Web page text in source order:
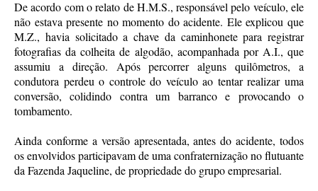
De acordo com o relato de H.M.S., responsável pelo veículo, ele
não estava presente no momento do acidente. Ele explicou que
M.Z., havia solicitado a chave da caminhonete para registrar
fotografias da colheita de algodão, acompanhada por A.I., que
assumiu a direção. Após percorrer alguns quilômetros, a
condutora perdeu o controle do veículo ao tentar realizar uma
conversão, colidindo contra um barranco e provocando o
tombamento.
Ainda conforme a versão apresentada, antes do acidente, todos
os envolvidos participavam de uma confraternização no flutuante
da Fazenda Jaqueline, de propriedade do grupo empresarial.